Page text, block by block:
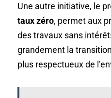
Une autre initiative, le
taux zéro, permet aux
des travaux sans
grandement la
plus respectueux de